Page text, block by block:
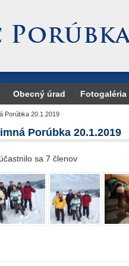
Obecný úrad Fotogaléria
Porúbka 20.1.2019
Porúbka 20.1.2019
sa 7 členov